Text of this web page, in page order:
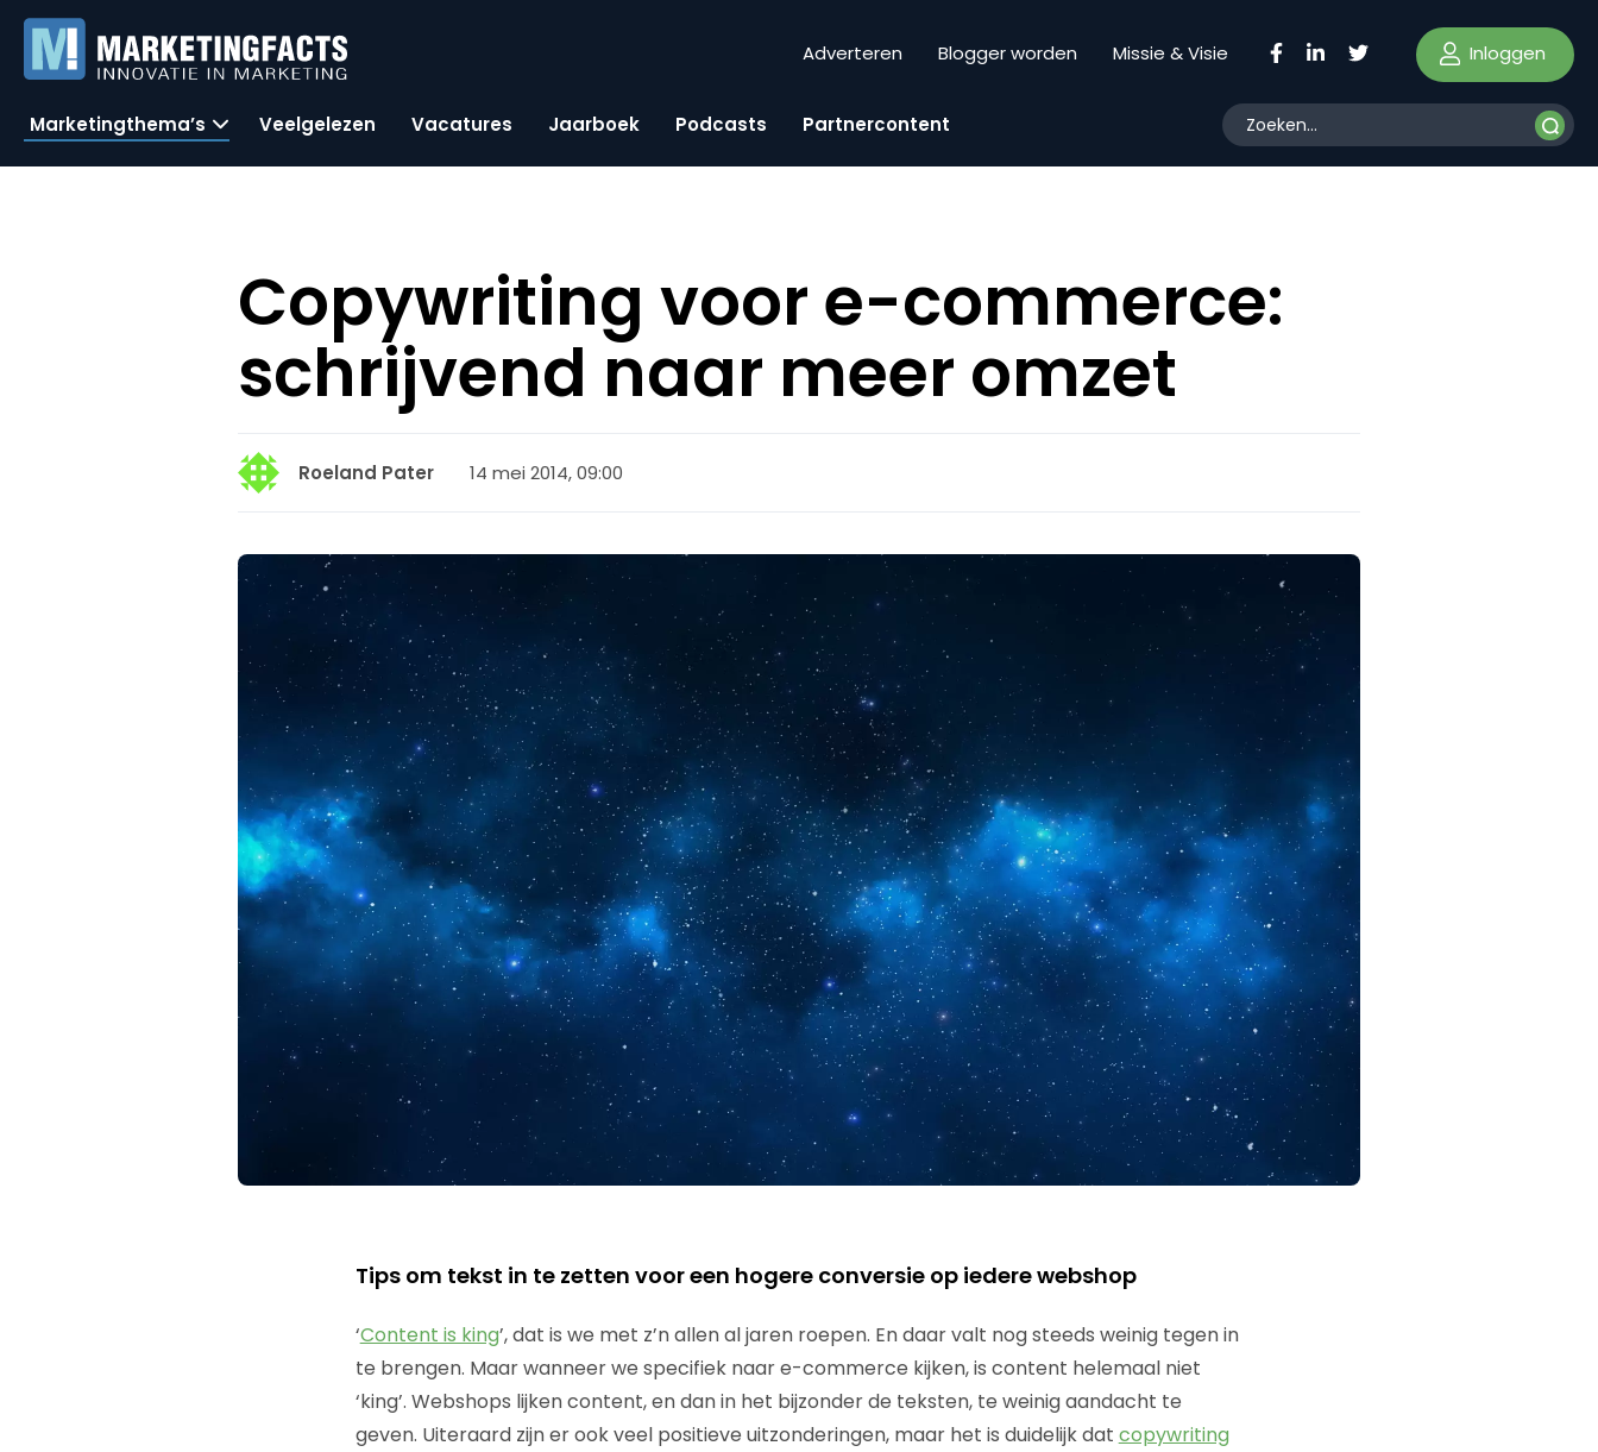
Adverteren Blogger worden Missie & Visie Inloggen
Marketingthema’s Veelgelezen Vacatures Jaarboek Podcasts Partnercontent
Copywriting voor e-commerce:
schrijvend naar meer omzet
Roeland Pater 14 mei 2014, 09:00
Tips om tekst in te zetten voor een hogere conversie op iedere webshop
‘Content is king’, dat is we met z’n allen al jaren roepen. En daar valt nog steeds weinig tegen in
te brengen. Maar wanneer we specifiek naar e-commerce kijken, is content helemaal niet
‘king’. Webshops lijken content, en dan in het bijzonder de teksten, te weinig aandacht te
geven. Uiteraard zijn er ook veel positieve uitzonderingen, maar het is duidelijk dat copywriting